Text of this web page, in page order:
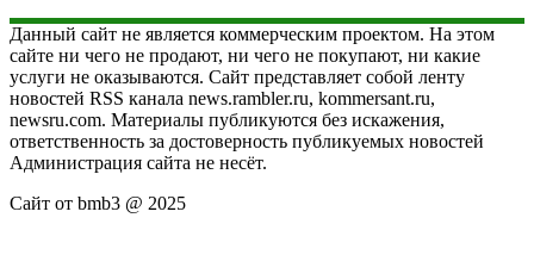
Данный сайт не является коммерческим проектом. На этом
сайте ни чего не продают, ни чего не покупают, ни какие
услуги не оказываются. Сайт представляет собой ленту
новостей RSS канала news.rambler.ru, kommersant.ru,
newsru.com. Материалы публикуются без искажения,
ответственность за достоверность публикуемых новостей
Администрация сайта не несёт.
Сайт от bmb3 @ 2025